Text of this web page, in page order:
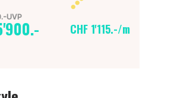
UVP
CHF 1'115.-/m